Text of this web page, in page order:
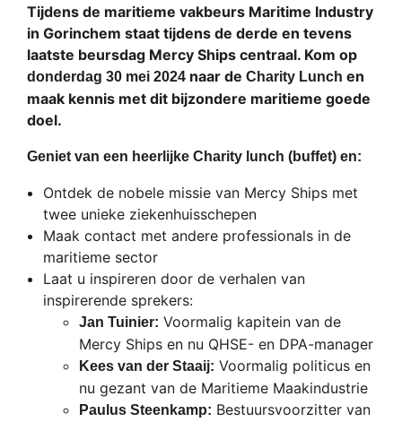
Tijdens de maritieme vakbeurs Maritime Industry
in Gorinchem staat tijdens de derde en tevens
laatste beursdag Mercy Ships centraal. Kom op
donderdag 30 mei 2024 naar de Charity Lunch en
maak kennis met dit bijzondere maritieme goede
doel.
Geniet van een heerlijke Charity lunch (buffet) en:
Ontdek de nobele missie van Mercy Ships met
twee unieke ziekenhuisschepen
Maak contact met andere professionals in de
maritieme sector
Laat u inspireren door de verhalen van
inspirerende sprekers:
Jan Tuinier: Voormalig kapitein van de
Mercy Ships en nu QHSE- en DPA-manager
Kees van der Staaij: Voormalig politicus en
nu gezant van de Maritieme Maakindustrie
Paulus Steenkamp: Bestuursvoorzitter van